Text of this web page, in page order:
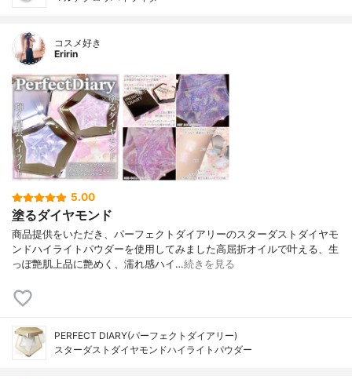
コスメ好き
Eririn
5.00
塗るダイヤモンド
商品提供をいただき、パーフェクトダイアリーのスターダストダイヤモ
ンドハイライトパウダーを使用してみました高屈折オイルで叶える、生
っぽ艶肌上品に艶めく、濡れ感ハイ…続きを見る
PERFECT DIARY(パーフェクトダイアリー)
スターダストダイヤモンドハイライトパウダー